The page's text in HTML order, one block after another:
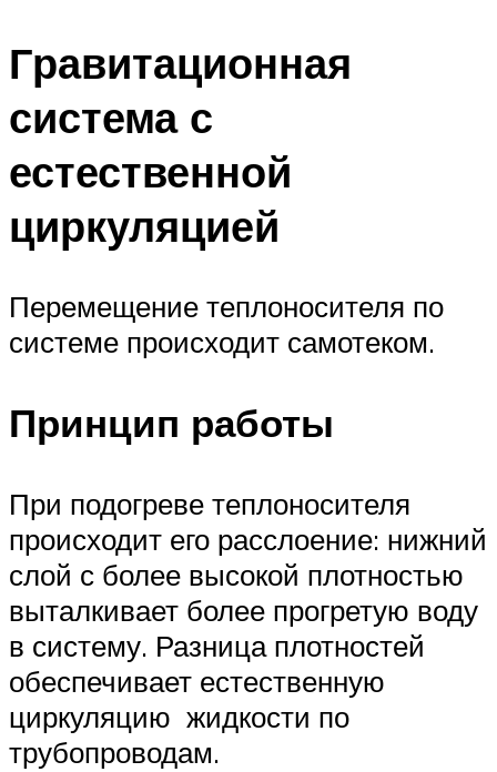
Гравитационная
система с
естественной
циркуляцией
Перемещение теплоносителя по
системе происходит самотеком.
Принцип работы
При подогреве теплоносителя
происходит его расслоение: нижний
слой с более высокой плотностью
выталкивает более прогретую воду
в систему. Разница плотностей
обеспечивает естественную
циркуляцию жидкости по
трубопроводам.